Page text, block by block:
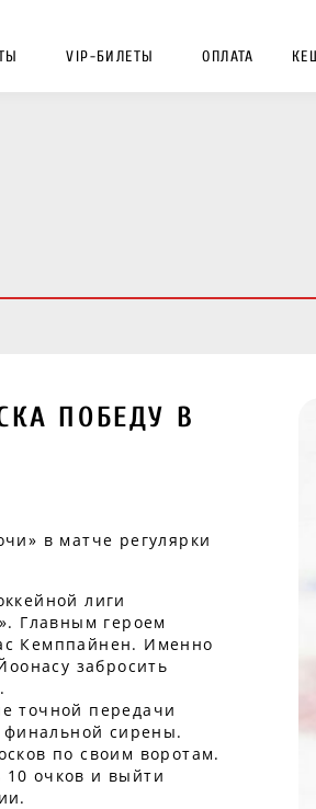
VIP-БИЛЕТЫ ОПЛАТА
ПОБЕДУ В
в матче регулярки
лиги
Главным героем
Кемппайнен. Именно
забросить
точной передачи
финальной сирены.
по своим воротам.
очков и выйти